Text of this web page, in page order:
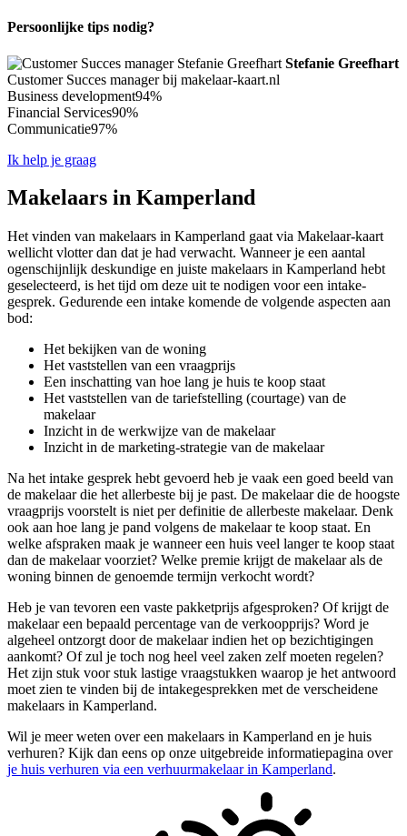
Persoonlijke tips nodig?
Stefanie Greefhart
Customer Succes manager bij makelaar-kaart.nl
Business development94%
Financial Services90%
Communicatie97%
Ik help je graag
Makelaars in Kamperland
Het vinden van makelaars in Kamperland gaat via Makelaar-kaart
wellicht vlotter dan dat je had verwacht. Wanneer je een aantal
ogenschijnlijk deskundige en juiste makelaars in Kamperland hebt
geselecteerd, is het tijd om deze uit te nodigen voor een intake-
gesprek. Gedurende een intake komende de volgende aspecten aan
bod:
Het bekijken van de woning
Het vaststellen van een vraagprijs
Een inschatting van hoe lang je huis te koop staat
Het vaststellen van de tariefstelling (courtage) van de
makelaar
Inzicht in de werkwijze van de makelaar
Inzicht in de marketing-strategie van de makelaar
Na het intake gesprek hebt gevoerd heb je vaak een goed beeld van
de makelaar die het allerbeste bij je past. De makelaar die de hoogste
vraagprijs voorstelt is niet per definitie de allerbeste makelaar. Denk
ook aan hoe lang je pand volgens de makelaar te koop staat. En
welke afspraken maak je wanneer een huis veel langer te koop staat
dan de makelaar voorziet? Welke premie krijgt de makelaar als de
woning binnen de genoemde termijn verkocht wordt?
Heb je van tevoren een vaste pakketprijs afgesproken? Of krijgt de
makelaar een bepaald percentage van de verkoopprijs? Word je
algeheel ontzorgt door de makelaar indien het op bezichtigingen
aankomt? Of zul je toch nog heel veel zaken zelf moeten regelen?
Het zijn stuk voor stuk lastige vraagstukken waarop je het antwoord
moet zien te vinden bij de intakegesprekken met de verscheidene
makelaars in Kamperland.
Wil je meer weten over een makelaars in Kamperland en je huis
verhuren? Kijk dan eens op onze uitgebreide informatiepagina over
je huis verhuren via een verhuurmakelaar in Kamperland.